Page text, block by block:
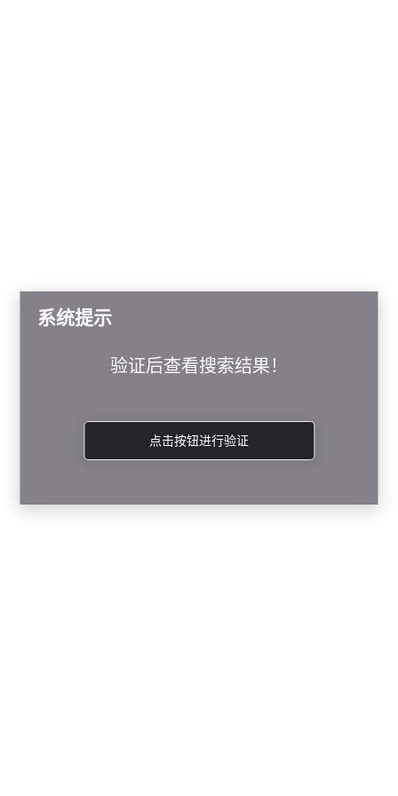
系统提示
验证后查看搜索结果！
点击按钮进行验证